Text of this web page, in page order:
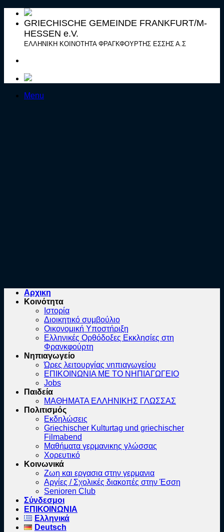
Μετάβαση
περιεχόμενο
GRIECHISCHE GEMEINDE FRANKFURT/M-
HESSEN e.V.
ΕΛΛΗΝΙΚΗ ΚΟΙΝΟΤΗΤΑ ΦΡΑΓΚΦΟΥΡΤΗΣ ΕΣΣΗΣ Α.Σ
Menu
Αρχικη
Κοινότητα
Ιστορία
Διοικητικό συμβούλιο
Οικονομική Υποστήριξη
Ελληνικές Ορθόδοξες Εκκλησίες στη
Φρανκφούρτη
Νηπιαγωγείο
Ώρες λειτουργίας νηπιαγωγείου
ΕΠΙΚΟΙΝΩΝΙΑ ΜΕ ΤΟ ΝΗΠΙΑΓΩΓΕΙΟ
Jobs
Παιδεία
ΜΑΘΗΜΑΤΑ ΕΛΛΗΝΙΚΗΣ ΓΛΩΣΣΑΣ
Πολιτισμός
Εκδηλώσεις
Griechischer Kulturtag und griechischer
Filmabend
Μαθήματα γερμανικης γλώσσας
Χορευτικό
Κοινωνικά
Ζωη και εργασια στην γερμανια
Αργίες / Σχολικές διακοπές στην Έσση
Senioren Club
Σύνδεσμοι
ΕΠΙΚΟΙΝΩΝΙΑ
Ελληνικά
Deutsch